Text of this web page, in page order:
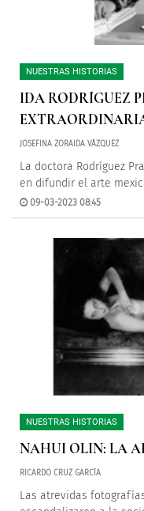
NUESTRAS HISTORIAS
IDA RODRÍGUEZ
JOSEFINA ZORAIDA VÁZQUEZ
La doctora Rodríguez
en difundir el arte
09-03-2023 08:45
NUESTRAS HISTORIAS
NAHUI OLIN: LA
RICARDO CRUZ GARCÍA
Las atrevidas